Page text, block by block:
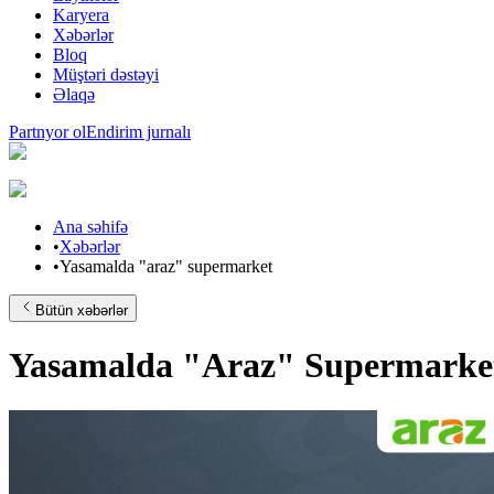
Karyera
Xəbərlər
Bloq
Müştəri dəstəyi
Əlaqə
Partnyor olEndirim jurnalı
Ana səhifə
•Xəbərlər
•Yasamalda "araz" supermarket
Bütün xəbərlər
Yasamalda "Araz"